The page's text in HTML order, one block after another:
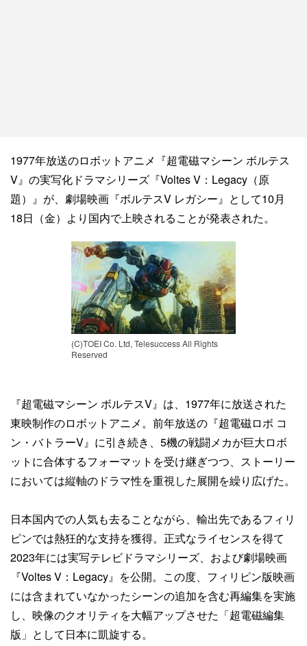
1977年放送のロボットアニメ『超電磁マシーン ボルテス
V』の実写化ドラマシリーズ『Voltes V：Legacy（原
題）』が、劇場映画『ボルテスV レガシー』として10月
18日（金）より国内で上映されることが発表された。
(C)TOEI Co. Ltd, Telesuccess All Rights
Reserved
『超電磁マシーン ボルテスV』は、1977年に放送された
東映制作のロボットアニメ。前年放送の『超電磁ロボ コ
ン・バトラーV』に引き続き、5機の戦闘メカが巨大ロボ
ットに合体するフォーマットを受け継ぎつつ、ストーリー
においては縦軸のドラマ性を重視した展開を繰り広げた。
日本国内での人気も去ることながら、輸出先であるフィリ
ピンでは熱狂的な支持を獲得。正式なライセンスを得て
2023年には実写テレビドラマシリーズ、および劇場映画
『Voltes V：Legacy』を公開。この度、フィリピン版映画
には含まれていなかったシーンの追加を含む再編集を実施
し、映像のクオリティを大幅アップさせた「超電磁編集
版」として日本に凱旋する。